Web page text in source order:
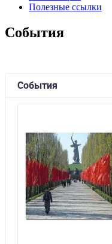
Полезные ссылки
События